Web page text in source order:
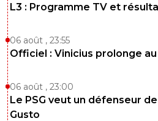
L3 : Programme TV et
06 août , 23:55
Officiel : Vinicius prolonge au
06 août , 23:00
Le PSG veut un défenseur
Gusto